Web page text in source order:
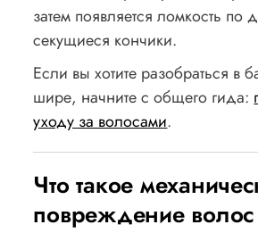
затем появляется ломкость по
секущиеся кончики.
Если вы хотите разобраться в
шире, начните с общего гида:
уходу за волосами.
Что такое
повреждение волос